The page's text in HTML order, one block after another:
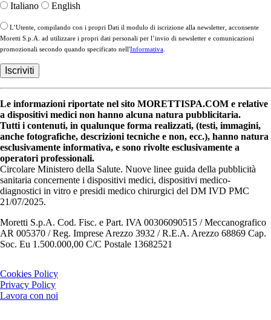
Italiano English
L’Utente, compilando con i propri Dati il modulo di iscrizione alla newsletter, acconsente
Moretti S.p.A. ad utilizzare i propri dati personali per l’invio di newsletter e comunicazioni
promozionali secondo quando specificato nell'Informativa
Le informazioni riportate nel sito MORETTISPA.COM e relative
a dispositivi medici non hanno alcuna natura pubblicitaria.
Tutti i contenuti, in qualunque forma realizzati, (testi, immagini,
anche fotografiche, descrizioni tecniche e non, ecc.), hanno natura
esclusivamente informativa, e sono rivolte esclusivamente a
operatori professionali.
Circolare Ministero della Salute. Nuove linee guida della pubblicità
sanitaria concernente i dispositivi medici, dispositivi medico-
diagnostici in vitro e presidi medico chirurgici del DM IVD PMC
21/07/2025.
Moretti S.p.A. Cod. Fisc. e Part. IVA 00306090515 / Meccanografico
AR 005370 / Reg. Imprese Arezzo 3932 / R.E.A. Arezzo 68869 Cap.
Soc. Eu 1.500.000,00 C/C Postale 13682521
Cookies Policy
Privacy Policy
Lavora con noi